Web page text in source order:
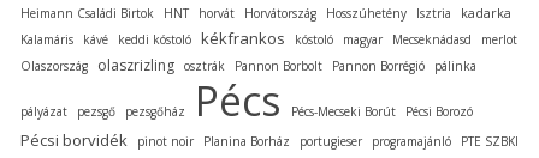
Heimann Családi Birtok
HNT horvát Horvátország Hosszúhetény Isztria kadarka
Kalamáris kávé keddi kóstoló kékfrankos kóstoló magyar Mecseknádasd
merlot
Olaszország
olaszrizling osztrák Pannon Borbolt Pannon Borrégió pálinka
pályázat pezsgő pezsgőház Pécs Pécs-Mecseki Borút Pécsi Borozó
Pécsi borvidék pinot noir Planina Borház portugieser programajánló
PTE SZBKI